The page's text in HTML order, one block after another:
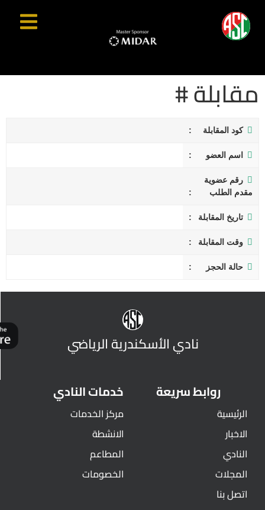
مقابلة #
كود المقابلة
اسم العضو
رقم عضوية
مقدم الطلب
تاريخ المقابلة
وقت المقابلة
حالة الحجز
نادي الأسكندرية الرياضي
روابط سريعة
الرئيسية
الاخبار
النادي
المجلات
اتصل بنا
خدمات النادي
مركز الخدمات
الانشطة
المطاعم
الخصومات